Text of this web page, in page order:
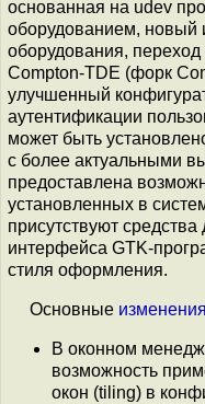
основанная на udev
оборудованием, новый
оборудования,
Compton-TDE (форк
улучшенный
аутентификации
может быть
с более актуальными
предоставлена
установленных в
присутствуют
интерфейса GTK-
стиля оформления.
Основные изменения
В оконном
возможность
окон (tiling) в